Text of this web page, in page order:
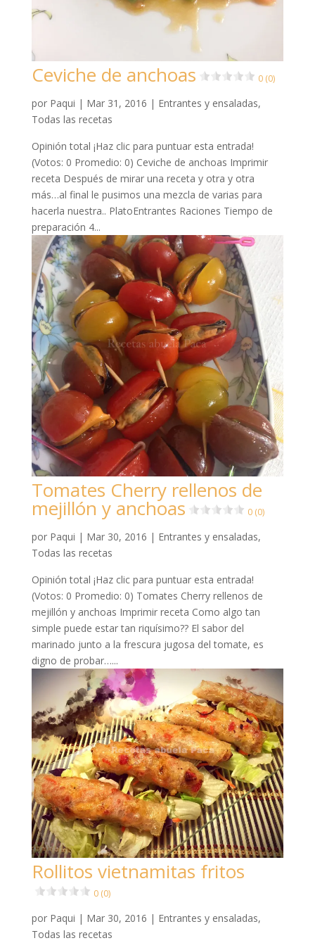
Ceviche de anchoas 0 (0)
por Paqui | Mar 31, 2016 | Entrantes y ensaladas,
Todas las recetas
Opinión total ¡Haz clic para puntuar esta entrada!
(Votos: 0 Promedio: 0) Ceviche de anchoas Imprimir
receta Después de mirar una receta y otra y otra
más…al final le pusimos una mezcla de varias para
hacerla nuestra.. PlatoEntrantes Raciones Tiempo de
preparación 4...
Tomates Cherry rellenos de
mejillón y anchoas 0 (0)
por Paqui | Mar 30, 2016 | Entrantes y ensaladas,
Todas las recetas
Opinión total ¡Haz clic para puntuar esta entrada!
(Votos: 0 Promedio: 0) Tomates Cherry rellenos de
mejillón y anchoas Imprimir receta Como algo tan
simple puede estar tan riquísimo?? El sabor del
marinado junto a la frescura jugosa del tomate, es
digno de probar…...
Rollitos vietnamitas fritos
0 (0)
por Paqui | Mar 30, 2016 | Entrantes y ensaladas,
Todas las recetas